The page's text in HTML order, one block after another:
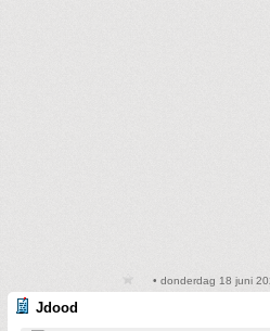
• donderdag 18 juni
Jdood